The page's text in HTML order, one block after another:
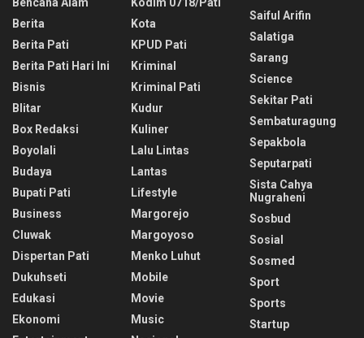
Bencana Alam
Berita
Berita Pati
Berita Pati Hari Ini
Bisnis
Blitar
Box Redaksi
Boyolali
Budaya
Bupati Pati
Business
Cluwak
Dispertan Pati
Dukuhseti
Edukasi
Ekonomi
Kodim 0718/pati
Kota
KPUD Pati
Kriminal
Kriminal Pati
Kudur
Kuliner
Lalu Lintas
Lantas
Lifestyle
Margorejo
Margoyoso
Menko Luhut
Mobile
Movie
Music
Saiful Arifin
Salatiga
Sarang
Science
Sekitar Pati
Sembaturagung
Sepakbola
Seputarpati
Sista Cahya
Nugraheni
Sosbud
Sosial
Sosmed
Sport
Sports
Startup